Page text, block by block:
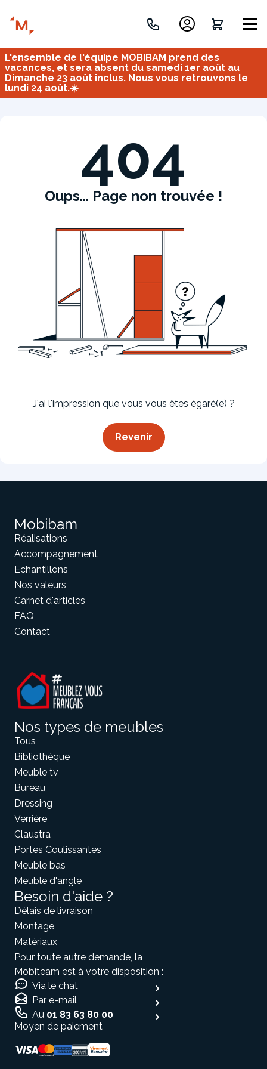
Inspirez-vous du catalogue
Personnalisez nos modèles pour créer le meuble qui vous
Tous Bureau
Meuble tv Dressing
Coulissantes
Créez votre projet de A à Z
L'ensemble de l'équipe MOBIBAM prend des
vacances, et sera absent du samedi 1er août au
Dimanche 23 août inclus. Nous vous retrouvons le
lundi 24 août.☀️
404
Oups... Page non trouvée !
J'ai l'impression que vous vous êtes égaré(e) ?
Revenir
Mobibam
Réalisations
Accompagnement
Echantillons
Nos valeurs
Carnet d'articles
FAQ
Contact
Nos types de meubles
Tous
Bibliothèque
Meuble tv
Bureau
Dressing
Verrière
Claustra
Portes Coulissantes
Meuble bas
Meuble d'angle
Besoin d'aide ?
Délais de livraison
Montage
Matériaux
Pour toute autre demande, la
Mobiteam est à votre disposition :
Via le chat
Par e-mail
Au 01 83 63 80 00
Moyen de paiement